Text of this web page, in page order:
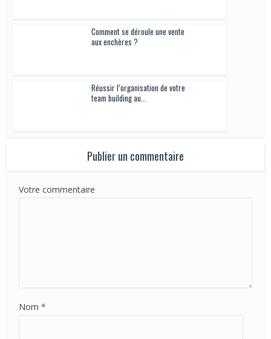
Comment se déroule une vente
aux enchères ?
Réussir l’organisation de votre
team building au...
Publier un commentaire
Votre commentaire
Nom*